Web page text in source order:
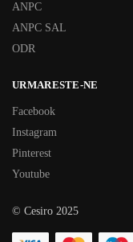
ANPC
ANPC SAL
ODR
URMARESTE-NE
Facebook
Instagram
Pinterest
Youtube
© Cesiro 2025